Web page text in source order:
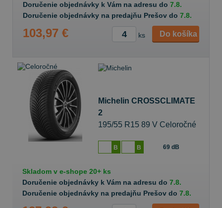
Doručenie objednávky k Vám na adresu do 7.8.
Doručenie objednávky na predajňu Prešov do 7.8.
103,97 € ks Do košíka
Michelin CROSSCLIMATE
2
195/55 R15 89 V Celoročné
B B 69 dB
Skladom v e-shope 20+ ks
Doručenie objednávky k Vám na adresu do 7.8.
Doručenie objednávky na predajňu Prešov do 7.8.